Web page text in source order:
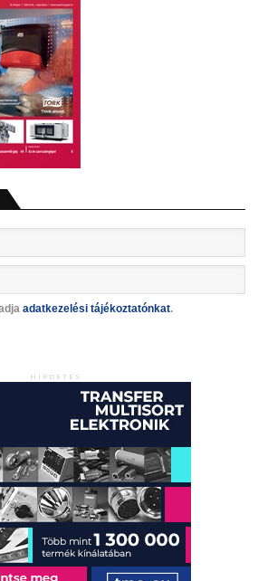
adatkezelési tájékoztatónkat.
HIRDETÉS